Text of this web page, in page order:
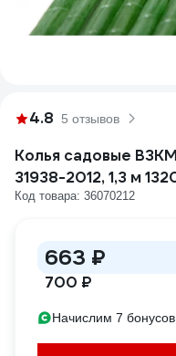
4.8 5 отзывов
Колья садовые
31938-2012, 1,3 м
Код товара: 36070212
663 ₽
700 ₽
Начислим 7 бонусов